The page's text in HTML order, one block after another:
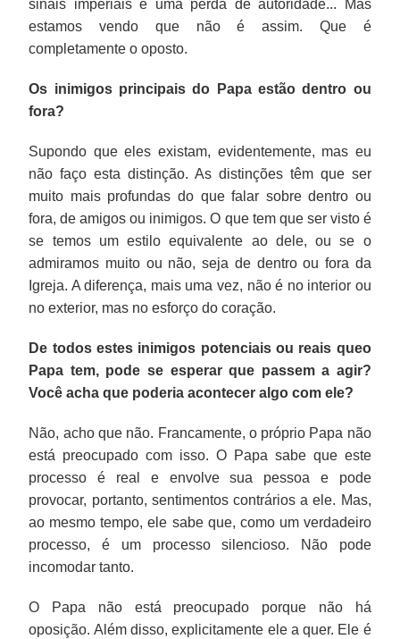
sinais imperiais é uma perda de autoridade... Mas
estamos vendo que não é assim. Que é
completamente o oposto.
Os inimigos principais do Papa estão dentro ou
fora?
Supondo que eles existam, evidentemente, mas eu
não faço esta distinção. As distinções têm que ser
muito mais profundas do que falar sobre dentro ou
fora, de amigos ou inimigos. O que tem que ser visto é
se temos um estilo equivalente ao dele, ou se o
admiramos muito ou não, seja de dentro ou fora da
Igreja. A diferença, mais uma vez, não é no interior ou
no exterior, mas no esforço do coração.
De todos estes inimigos potenciais ou reais queo
Papa tem, pode se esperar que passem a agir?
Você acha que poderia acontecer algo com ele?
Não, acho que não. Francamente, o próprio Papa não
está preocupado com isso. O Papa sabe que este
processo é real e envolve sua pessoa e pode
provocar, portanto, sentimentos contrários a ele. Mas,
ao mesmo tempo, ele sabe que, como um verdadeiro
processo, é um processo silencioso. Não pode
incomodar tanto.
O Papa não está preocupado porque não há
oposição. Além disso, explicitamente ele a quer. Ele é